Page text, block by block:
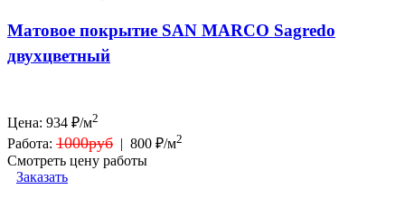
Матовое покрытие SAN MARCO Sagredo
двухцветный
Цена: 934 ₽/м2
Работа: 1000руб | 800 ₽/м2
Смотреть цену работы
Заказать